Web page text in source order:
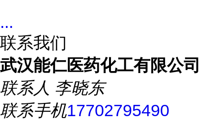
...
联系我们
武汉能仁医药化工有限公司
联系人 李晓东
联系手机17702795490